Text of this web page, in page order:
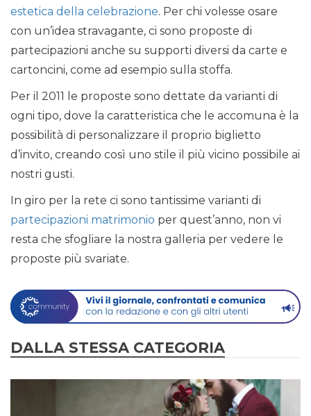
estetica della celebrazione. Per chi volesse osare
con un’idea stravagante, ci sono proposte di
partecipazioni anche su supporti diversi da carte e
cartoncini, come ad esempio sulla stoffa.
Per il 2011 le proposte sono dettate da varianti di
ogni tipo, dove la caratteristica che le accomuna è la
possibilità di personalizzare il proprio biglietto
d’invito, creando così uno stile il più vicino possibile ai
nostri gusti.
In giro per la rete ci sono tantissime varianti di
partecipazioni matrimonio per quest’anno, non vi
resta che sfogliare la nostra galleria per vedere le
proposte più svariate.
DALLA STESSA CATEGORIA